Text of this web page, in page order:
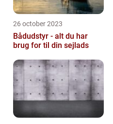
26 october 2023
Bådudstyr - alt du har
brug for til din sejlads